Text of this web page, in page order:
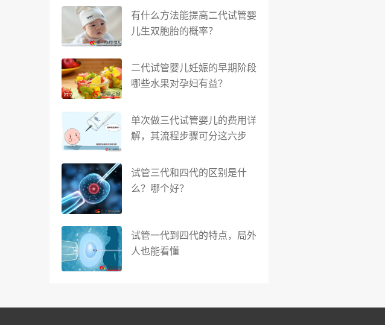
有什么方法能提高二代试管婴
儿生双胞胎的概率？
二代试管婴儿妊娠的早期阶段
哪些水果对孕妇有益？
单次做三代试管婴儿的费用详
解，其流程步骤可分这六步
试管三代和四代的区别是什
么？哪个好？
试管一代到四代的特点，局外
人也能看懂